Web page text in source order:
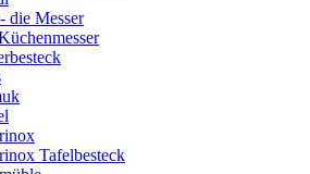
die Messer
Tafelbesteck